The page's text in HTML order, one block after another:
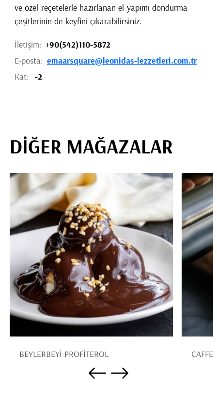
ve özel reçetelerle hazırlanan el yapımı dondurma
çeşitlerinin de keyfini çıkarabilirsiniz.
İletişim: +90(542)110-5872
E-posta: emaarsquare@leonidas-lezzetleri.com.tr
Kat:
-2
DİĞER MAĞAZALAR
BEYLERBEYİ PROFİTEROL CAFFE